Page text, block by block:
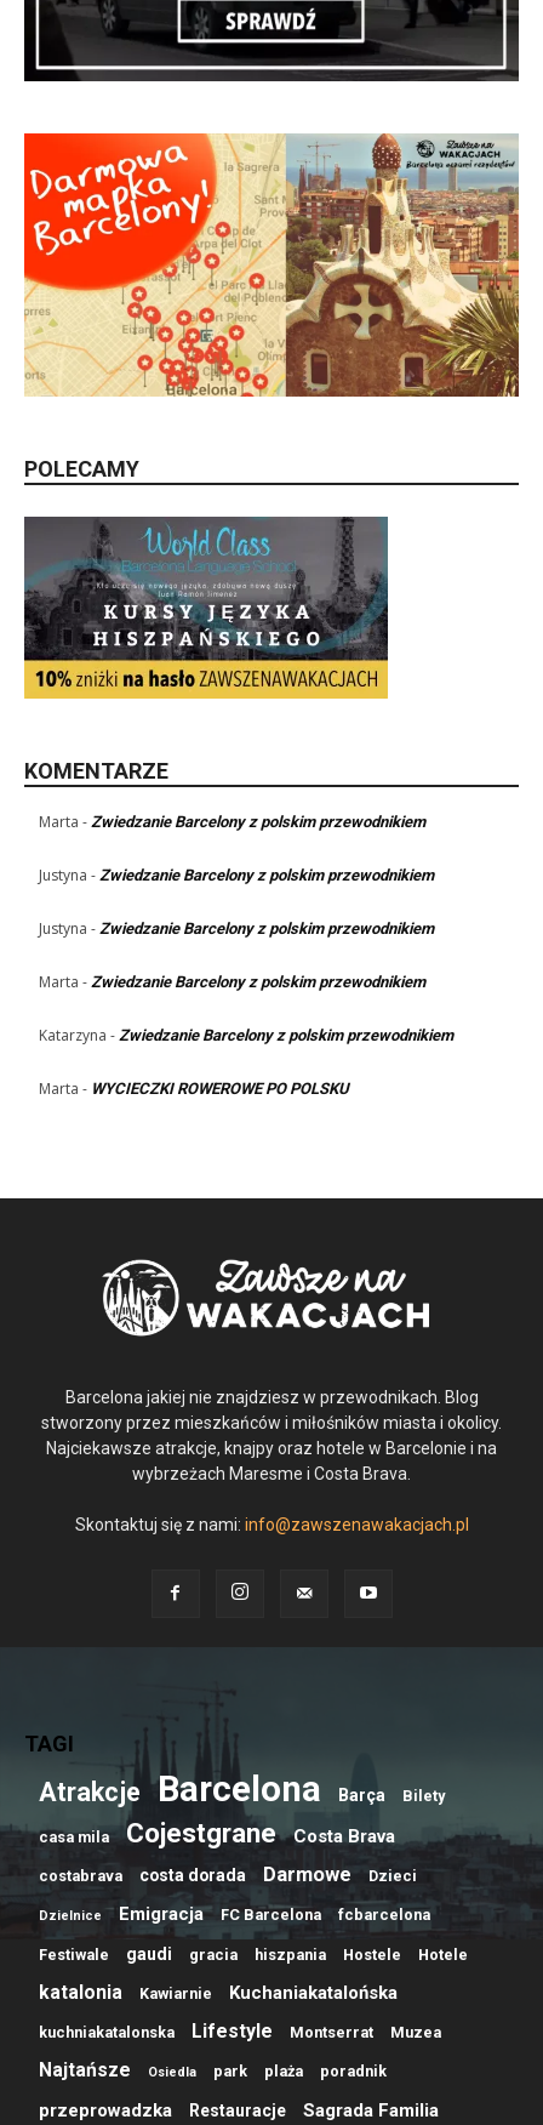
POLECAMY
KOMENTARZE
Marta - Zwiedzanie Barcelony z polskim przewodnikiem
Justyna - Zwiedzanie Barcelony z polskim przewodnikiem
Justyna - Zwiedzanie Barcelony z polskim przewodnikiem
Marta - Zwiedzanie Barcelony z polskim przewodnikiem
Katarzyna - Zwiedzanie Barcelony z polskim przewodnikiem
Marta - WYCIECZKI ROWEROWE PO POLSKU
Barcelona jakiej nie znajdziesz w przewodnikach. Blog
stworzony przez mieszkańców i miłośników miasta i okolicy.
Najciekawsze atrakcje, knajpy oraz hotele w Barcelonie i na
wybrzeżach Maresme i Costa Brava.
Skontaktuj się z nami: info@zawszenawakacjach.pl
TAGI
Atrakcje Barcelona Barça Bilety
casa mila Cojestgrane Costa Brava
costabrava costa dorada Darmowe Dzieci
Dzielnice Emigracja FC Barcelona fcbarcelona
Festiwale gaudi gracia hiszpania Hostele Hotele
katalonia Kawiarnie Kuchaniakatalońska
kuchniakatalonska Lifestyle Montserrat Muzea
Najtańsze Osiedla park plaża poradnik
przeprowadzka Restauracje Sagrada Familia